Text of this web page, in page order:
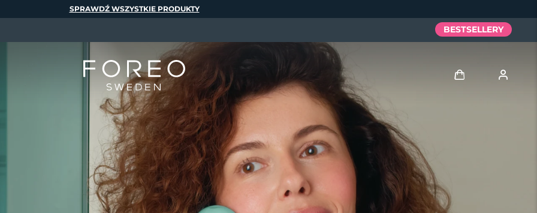
SPRAWDŹ WSZYSTKIE PRODUKTY
BESTSELLERY
Moje zamówienia